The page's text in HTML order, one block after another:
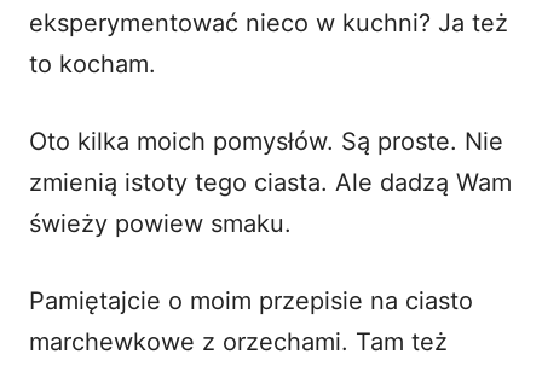
eksperymentować nieco w kuchni? Ja też
to kocham.
Oto kilka moich pomysłów. Są proste. Nie
zmienią istoty tego ciasta. Ale dadzą Wam
świeży powiew smaku.
Pamiętajcie o moim przepisie na ciasto
marchewkowe z orzechami. Tam też